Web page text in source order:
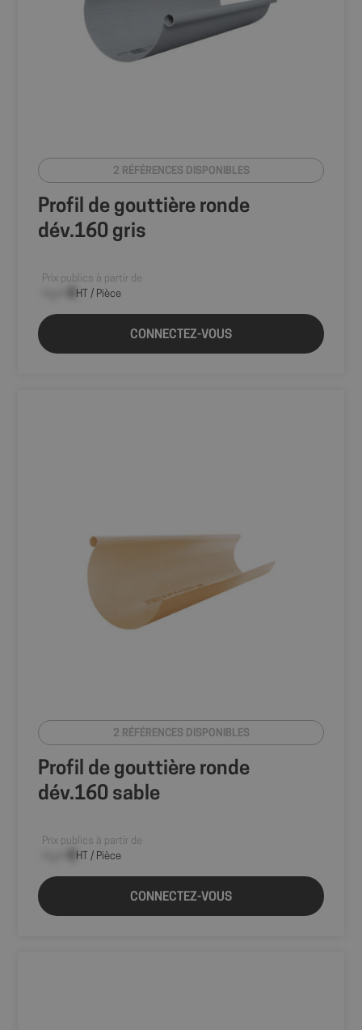
2 RÉFÉRENCES DISPONIBLES
Profil de gouttière ronde
dév.160 gris
Prix publics à partir de
HT / Pièce
CONNECTEZ-VOUS
2 RÉFÉRENCES DISPONIBLES
Profil de gouttière ronde
dév.160 sable
Prix publics à partir de
HT / Pièce
CONNECTEZ-VOUS